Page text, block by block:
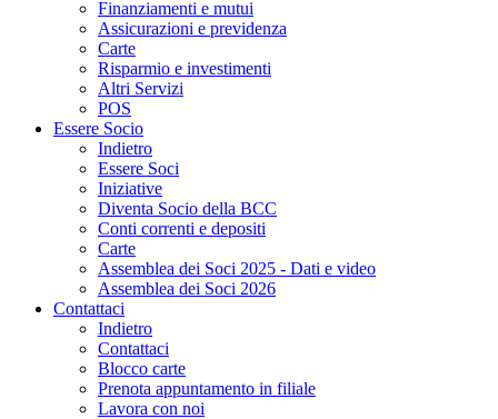
Finanziamenti e mutui
Assicurazioni e previdenza
Carte
Risparmio e investimenti
Altri Servizi
POS
Essere Socio
Indietro
Essere Soci
Iniziative
Diventa Socio della BCC
Conti correnti e depositi
Carte
Assemblea dei Soci 2025 - Dati e video
Assemblea dei Soci 2026
Contattaci
Indietro
Contattaci
Blocco carte
Prenota appuntamento in filiale
Lavora con noi